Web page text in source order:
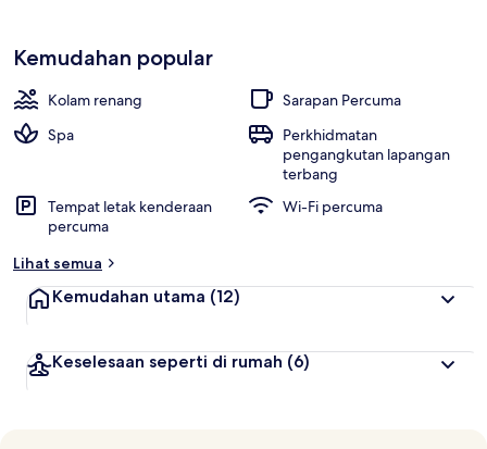
Kemudahan popular
Kolam renang
Sarapan Percuma
Spa
Perkhidmatan
pengangkutan lapangan
terbang
Tempat letak kenderaan
percuma
Wi-Fi percuma
Lihat semua
Kemudahan utama (12)
Keselesaan seperti di rumah (6)